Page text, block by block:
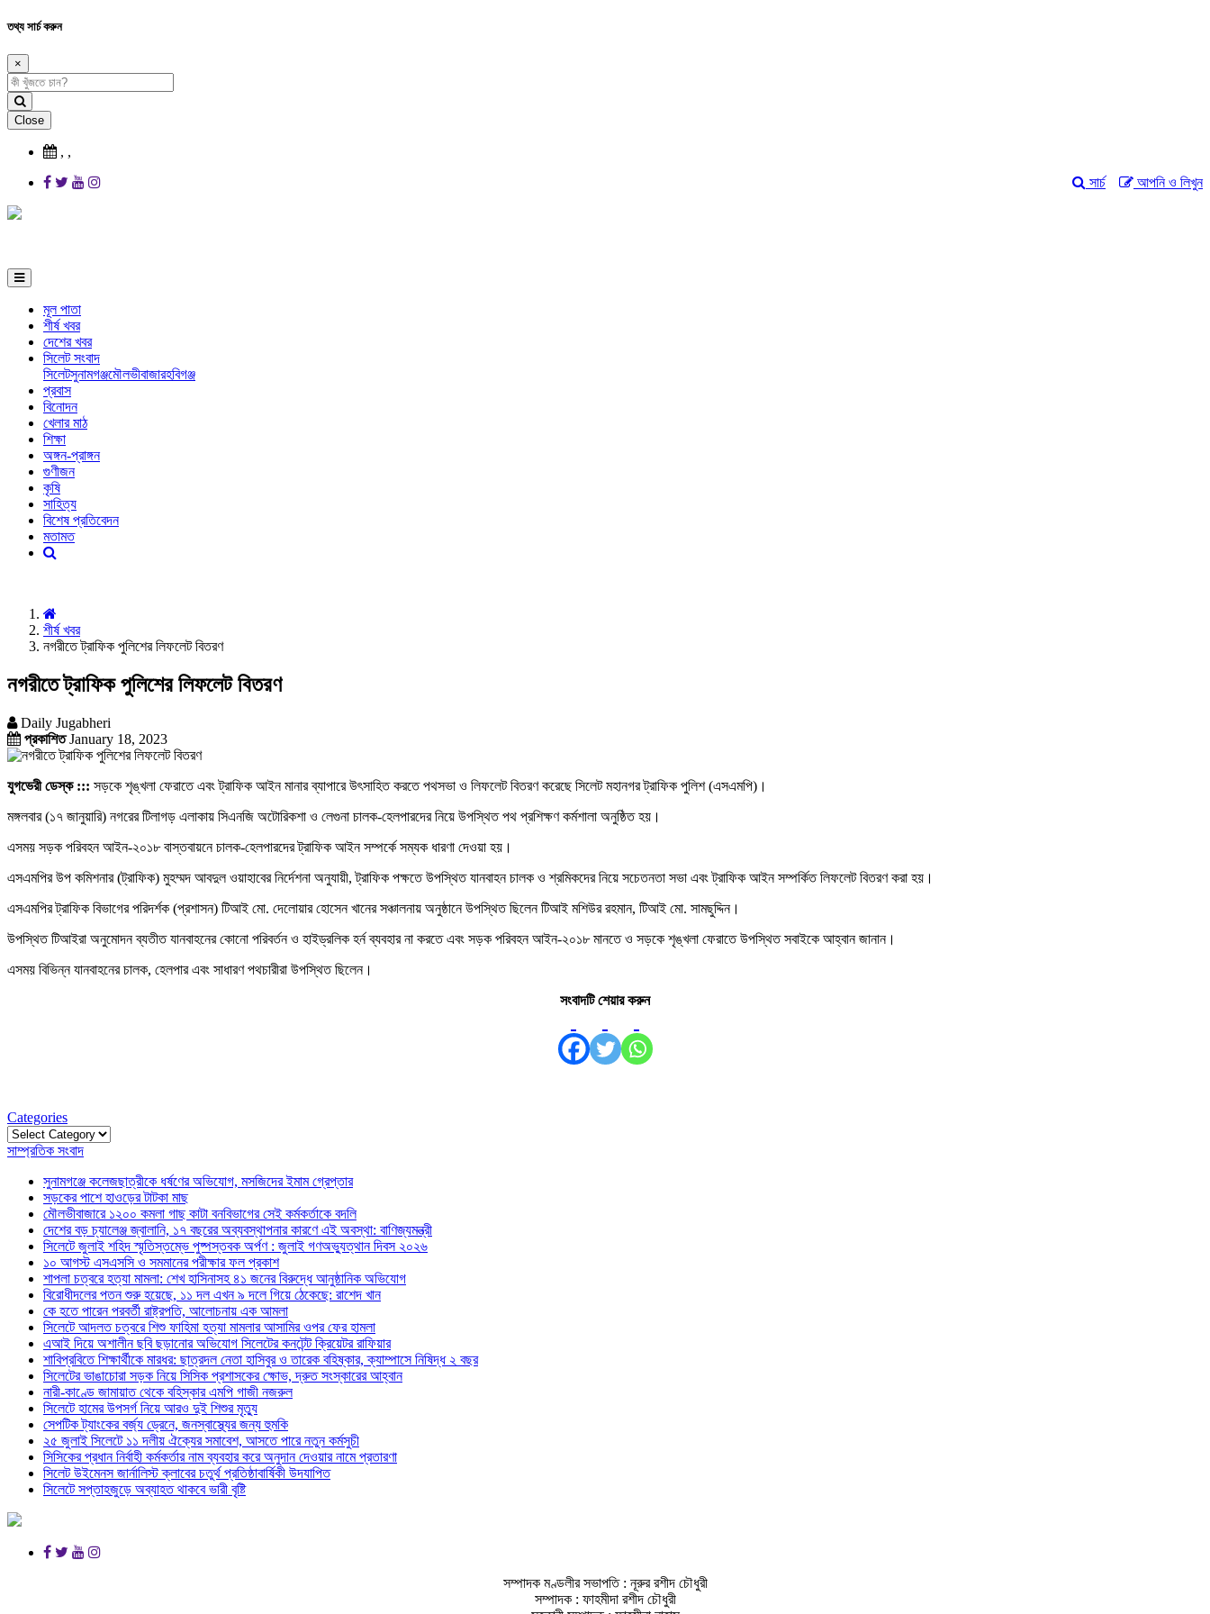
তথ্য সার্চ করুন
×
Close
, ,
আপনি ও লিখুন
সার্চ
মূল পাতা
শীর্ষ খবর
দেশের খবর
সিলেট সংবাদ
সিলেটসুনামগঞ্জমৌলভীবাজারহবিগঞ্জ
প্রবাস
বিনোদন
খেলার মাঠ
শিক্ষা
অঙ্গন-প্রাঙ্গন
গুণীজন
কৃষি
সাহিত্য
বিশেষ প্রতিবেদন
মতামত
শীর্ষ খবর
নগরীতে ট্রাফিক পুলিশের লিফলেট বিতরণ
নগরীতে ট্রাফিক পুলিশের লিফলেট বিতরণ
Daily Jugabheri
প্রকাশিতJanuary 18, 2023
যুগভেরী ডেস্ক ::: সড়কে শৃঙ্খলা ফেরাতে এবং ট্রাফিক আইন মানার ব্যাপারে উৎসাহিত করতে পথসভা ও লিফলেট বিতরণ করেছে সিলেট মহানগর ট্রাফিক পুলিশ (এসএমপি)।
মঙ্গলবার (১৭ জানুয়ারি) নগরের টিলাগড় এলাকায় সিএনজি অটোরিকশা ও লেগুনা চালক-হেলপারদের নিয়ে উপস্থিত পথ প্রশিক্ষণ কর্মশালা অনুষ্ঠিত হয়।
এসময় সড়ক পরিবহন আইন-২০১৮ বাস্তবায়নে চালক-হেলপারদের ট্রাফিক আইন সম্পর্কে সম্যক ধারণা দেওয়া হয়।
এসএমপির উপ কমিশনার (ট্রাফিক) মুহম্মদ আবদুল ওয়াহাবের নির্দেশনা অনুযায়ী, ট্রাফিক পক্ষতে উপস্থিত যানবাহন চালক ও শ্রমিকদের নিয়ে সচেতনতা সভা এবং ট্রাফিক আইন সম্পর্কিত লিফলেট বিতরণ করা হয়।
এসএমপির ট্রাফিক বিভাগের পরিদর্শক (প্রশাসন) টিআই মো. দেলোয়ার হোসেন খানের সঞ্চালনায় অনুষ্ঠানে উপস্থিত ছিলেন টিআই মশিউর রহমান, টিআই মো. সামছুদ্দিন।
উপস্থিত টিআইরা অনুমোদন ব্যতীত যানবাহনের কোনো পরিবর্তন ও হাইড্রলিক হর্ন ব্যবহার না করতে এবং সড়ক পরিবহন আইন-২০১৮ মানতে ও সড়কে শৃঙ্খলা ফেরাতে উপস্থিত সবাইকে আহ্বান জানান।
এসময় বিভিন্ন যানবাহনের চালক, হেলপার এবং সাধারণ পথচারীরা উপস্থিত ছিলেন।
সংবাদটি শেয়ার করুন
Categories
Categories
সাম্প্রতিক সংবাদ
সুনামগঞ্জে কলেজছাত্রীকে ধর্ষণের অভিযোগ, মসজিদের ইমাম গ্রেপ্তার
সড়কের পাশে হাওড়ের টাটকা মাছ
মৌলভীবাজারে ১২০০ কমলা গাছ কাটা বনবিভাগের সেই কর্মকর্তাকে বদলি
দেশের বড় চ্যালেঞ্জ জ্বালানি, ১৭ বছরের অব্যবস্থাপনার কারণে এই অবস্থা: বাণিজ্যমন্ত্রী
সিলেটে জুলাই শহিদ স্মৃতিস্তম্ভে পুষ্পস্তবক অর্পণ : জুলাই গণঅভ্যুত্থান দিবস ২০২৬
১০ আগস্ট এসএসসি ও সমমানের পরীক্ষার ফল প্রকাশ
শাপলা চত্বরে হত্যা মামলা: শেখ হাসিনাসহ ৪১ জনের বিরুদ্ধে আনুষ্ঠানিক অভিযোগ
বিরোধীদলের পতন শুরু হয়েছে, ১১ দল এখন ৯ দলে গিয়ে ঠেকেছে: রাশেদ খান
কে হতে পারেন পরবর্তী রাষ্ট্রপতি, আলোচনায় এক আমলা
সিলেটে আদলত চত্বরে শিশু ফাহিমা হত্যা মামলার আসামির ওপর ফের হামলা
এআই দিয়ে অশালীন ছবি ছড়ানোর অভিযোগ সিলেটের কনটেন্ট ক্রিয়েটর রাফিয়ার
শাবিপ্রবিতে শিক্ষার্থীকে মারধর: ছাত্রদল নেতা হাসিবুর ও তারেক বহিষ্কার, ক্যাম্পাসে নিষিদ্ধ ২ বছর
সিলেটের ভাঙাচোরা সড়ক নিয়ে সিসিক প্রশাসকের ক্ষোভ, দ্রুত সংস্কারের আহ্বান
নারী-কাণ্ডে জামায়াত থেকে বহিস্কার এমপি গাজী নজরুল
সিলেটে হামের উপসর্গ নিয়ে আরও দুই শিশুর মৃত্যু
সেপটিক ট্যাংকের বর্জ্য ড্রেনে, জনস্বাস্থ্যের জন্য হুমকি
২৫ জুলাই সিলেটে ১১ দলীয় ঐক্যের সমাবেশ, আসতে পারে নতুন কর্মসুচী
সিসিকের প্রধান নির্বাহী কর্মকর্তার নাম ব্যবহার করে অনুদান দেওয়ার নামে প্রতারণা
সিলেট উইমেনস জার্নালিস্ট ক্লাবের চতুর্থ প্রতিষ্ঠাবার্ষিকী উদযাপিত
সিলেটে সপ্তাহজুড়ে অব্যাহত থাকবে ভারী বৃষ্টি
সম্পাদক মণ্ডলীর সভাপতি : নূরুর রশীদ চৌধুরী
সম্পাদক : ফাহমীদা রশীদ চৌধুরী